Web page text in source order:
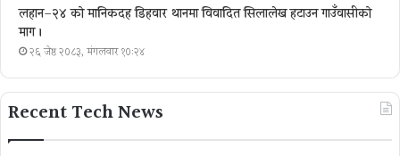
लहान–२४ को मानिकदह डिहवार थानमा विवादित सिलालेख हटाउन गाउँवासीको
माग ।
२६ जेष्ठ २०८३, मंगलवार १०:२४
Recent Tech News